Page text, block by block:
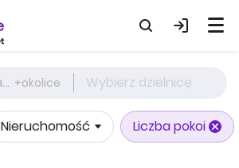
Wybierz miasto +okolice Wybierz dzielnicę
Nieruchomość Liczba pokoi